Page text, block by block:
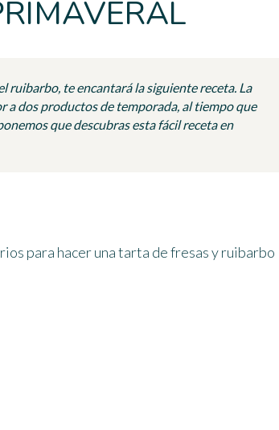
ruibarbo, te encantará la siguiente receta. La
a dos productos de temporada, al tiempo que
que descubras esta fácil receta en
para hacer una tarta de fresas y ruibarbo